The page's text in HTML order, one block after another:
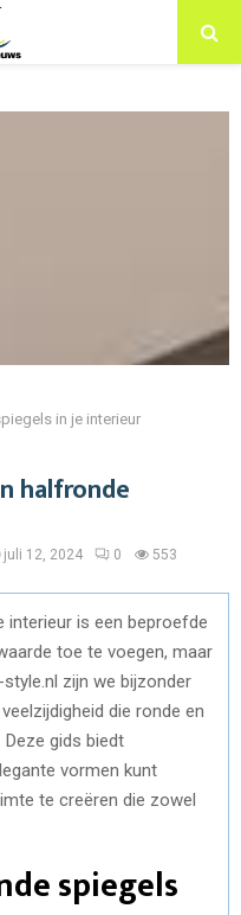
in je interieur
halfronde
juli 12, 2024 0 553
interieur is een beproefde
toe te voegen, maar
zijn we bijzonder
die ronde en
gids biedt
vormen kunt
te creëren die zowel
spiegels